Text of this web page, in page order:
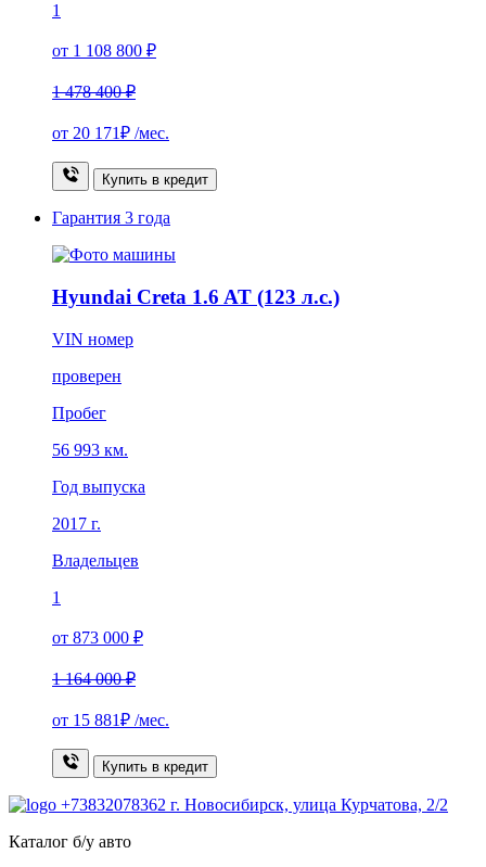
1
от 1 108 800 ₽
1 478 400 ₽
от 20 171₽ /мес.
Купить в кредит
Гарантия 3 года
Hyundai Creta 1.6 AT (123 л.с.)
VIN номер
проверен
Пробег
56 993 км.
Год выпуска
2017 г.
Владельцев
1
от 873 000 ₽
1 164 000 ₽
от 15 881₽ /мес.
Купить в кредит
+73832078362 г. Новосибирск, улица Курчатова, 2/2
Каталог б/у авто